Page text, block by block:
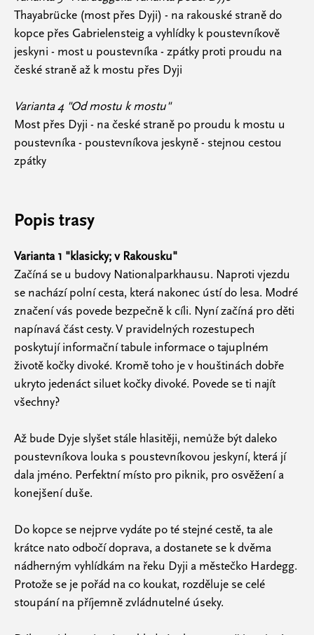
Thayabrücke (most přes Dyji) - na rakouské straně do
kopce přes Gabrielensteig a vyhlídky k poustevníkově
jeskyni - most u poustevníka - zpátky proti proudu na
české straně až k mostu přes Dyji
Varianta 4 "Od mostu k mostu"
Most přes Dyji - na české straně po proudu k mostu u
poustevníka - poustevníkova jeskyně - stejnou cestou
zpátky
Popis trasy
Varianta 1 "klasicky; v Rakousku"
Začíná se u budovy Nationalparkhausu. Naproti vjezdu
se nachází polní cesta, která nakonec ústí do lesa. Modré
značení vás povede bezpečně k cíli. Nyní začíná pro děti
napínavá část cesty. V pravidelných rozestupech
poskytují informační tabule informace o tajuplném
životě kočky divoké. Kromě toho je v houštinách dobře
ukryto jedenáct siluet kočky divoké. Povede se ti najít
všechny?
Až bude Dyje slyšet stále hlasitěji, nemůže být daleko
poustevníkova louka s poustevníkovou jeskyní, která jí
dala jméno. Perfektní místo pro piknik, pro osvěžení a
konejšení duše.
Do kopce se nejprve vydáte po té stejné cestě, ta ale
krátce nato odbočí doprava, a dostanete se k dvěma
nádherným vyhlídkám na řeku Dyji a městečko Hardegg.
Protože se je pořád na co koukat, rozděluje se celé
stoupání na příjemně zvládnutelné úseky.